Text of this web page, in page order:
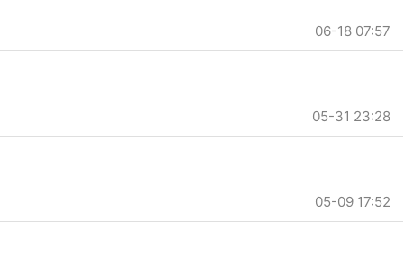
06-18 07:57
05-31 23:28
05-09 17:52